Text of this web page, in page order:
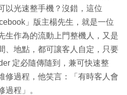
以光速整手機？沒錯，這位
」版主楊先生，就是一位
生作為的流動上門整機人，又是
、地點，都可讓客人自定，只要
定必隨傳隨到，兼可快速整
修過程，他笑言：「有時客人會
過程」。